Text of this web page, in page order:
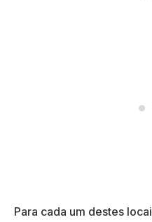
Para cada um destes